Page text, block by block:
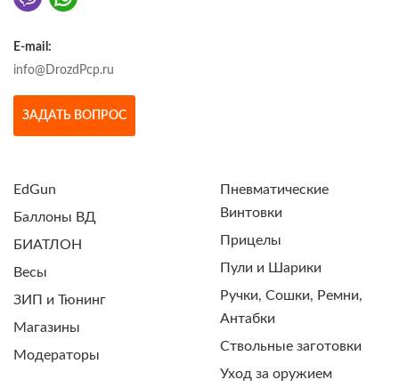
E-mail:
info@DrozdPcp.ru
ЗАДАТЬ ВОПРОС
EdGun
Баллоны ВД
БИАТЛОН
Весы
ЗИП и Тюнинг
Магазины
Модераторы
Пневматические
Винтовки
Прицелы
Пули и Шарики
Ручки, Сошки, Ремни,
Антабки
Ствольные заготовки
Уход за оружием